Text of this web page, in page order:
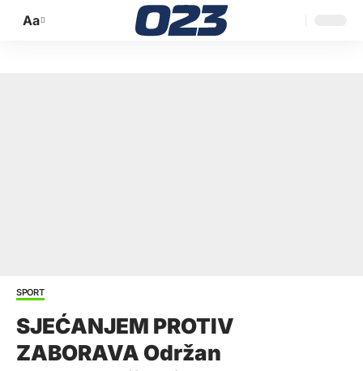
Promijeni
Aa
SPORT
SJEĆANJEM PROTIV
ZABORAVA Održan